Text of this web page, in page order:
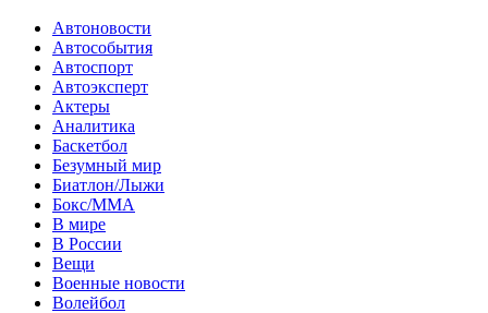
Автоновости
Автособытия
Автоспорт
Автоэксперт
Актеры
Аналитика
Баскетбол
Безумный мир
Биатлон/Лыжи
Бокс/MMA
В мире
В России
Вещи
Военные новости
Волейбол